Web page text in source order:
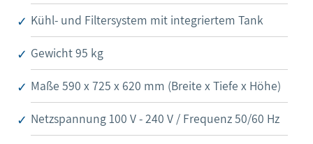
Kühl- und Filtersystem mit integriertem Tank
Gewicht 95 kg
Maße 590 x 725 x 620 mm (Breite x Tiefe x Höhe)
Netzspannung 100 V - 240 V / Frequenz 50/60 Hz